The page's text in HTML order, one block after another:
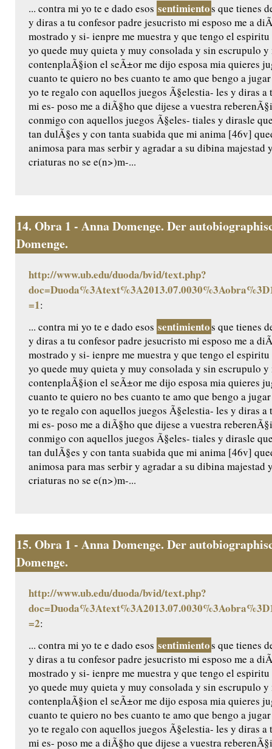
... contra mi yo te e dado esos sentimientos que tienes
y diras a tu confesor padre jesucristo mi esposo me a
mostrado y si- ienpre me muestra y que tengo el
yo quede muy quieta y muy consolada y sin escrupulo y
contenplaÃ§ion el seÃ±or me dijo esposa mia quieres
cuanto te quiero no bes cuanto te amo que bengo a
yo te regalo con aquellos juegos Ã§elestia- les y diras
mi es- poso me a diÃ§ho que dijese a vuestra
conmigo con aquellos juegos Ã§eles- tiales y dirasle
tan dulÃ§es y con tanta suabida que mi anima [46v]
animosa para mas serbir y agradar a su dibina majestad
criaturas no se e(n>)m-...
14. Obra 1 - Anna Domenge. Der
Domenge.
http://www.ub.edu/duoda/bvid/text.php?
=1:
... contra mi yo te e dado esos sentimientos que tienes
y diras a tu confesor padre jesucristo mi esposo me a
mostrado y si- ienpre me muestra y que tengo el
yo quede muy quieta y muy consolada y sin escrupulo y
contenplaÃ§ion el seÃ±or me dijo esposa mia quieres
cuanto te quiero no bes cuanto te amo que bengo a
yo te regalo con aquellos juegos Ã§elestia- les y diras
mi es- poso me a diÃ§ho que dijese a vuestra
conmigo con aquellos juegos Ã§eles- tiales y dirasle
tan dulÃ§es y con tanta suabida que mi anima [46v]
animosa para mas serbir y agradar a su dibina majestad
criaturas no se e(n>)m-...
15. Obra 1 - Anna Domenge. Der
Domenge.
http://www.ub.edu/duoda/bvid/text.php?
=2:
... contra mi yo te e dado esos sentimientos que tienes
y diras a tu confesor padre jesucristo mi esposo me a
mostrado y si- ienpre me muestra y que tengo el
yo quede muy quieta y muy consolada y sin escrupulo y
contenplaÃ§ion el seÃ±or me dijo esposa mia quieres
cuanto te quiero no bes cuanto te amo que bengo a
yo te regalo con aquellos juegos Ã§elestia- les y diras
mi es- poso me a diÃ§ho que dijese a vuestra